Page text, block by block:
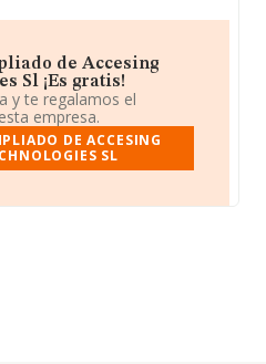
de Accesing
Sl ¡Es gratis!
y te regalamos el
empresa.
DE ACCESING
SL